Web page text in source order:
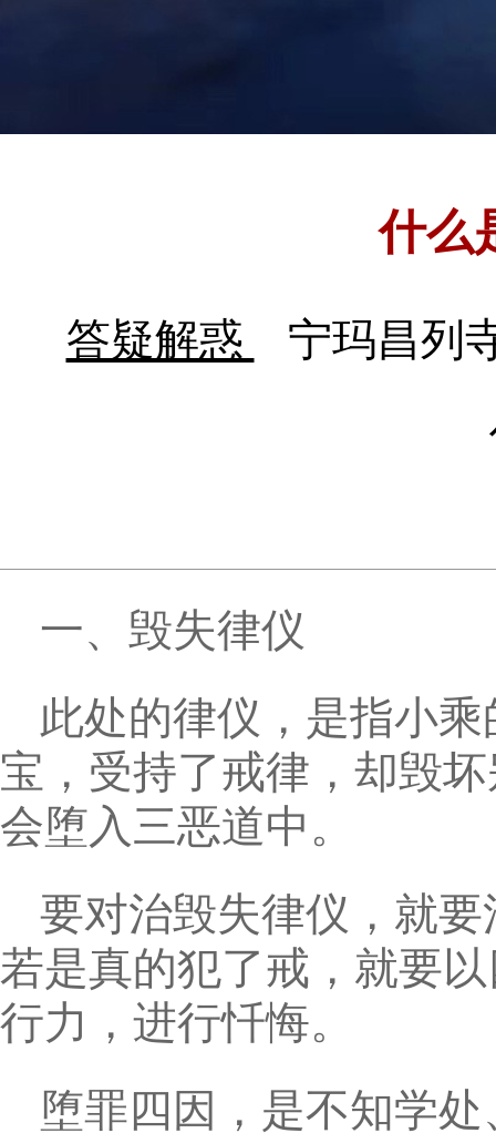
什么
答疑解惑
宁玛昌列
一、毁失律仪
此处的律仪，是指小
宝，受持了戒律，却毁
会堕入三恶道中。
要对治毁失律仪，就
若是真的犯了戒，就要
行力，进行忏悔。
堕罪四因，是不知学